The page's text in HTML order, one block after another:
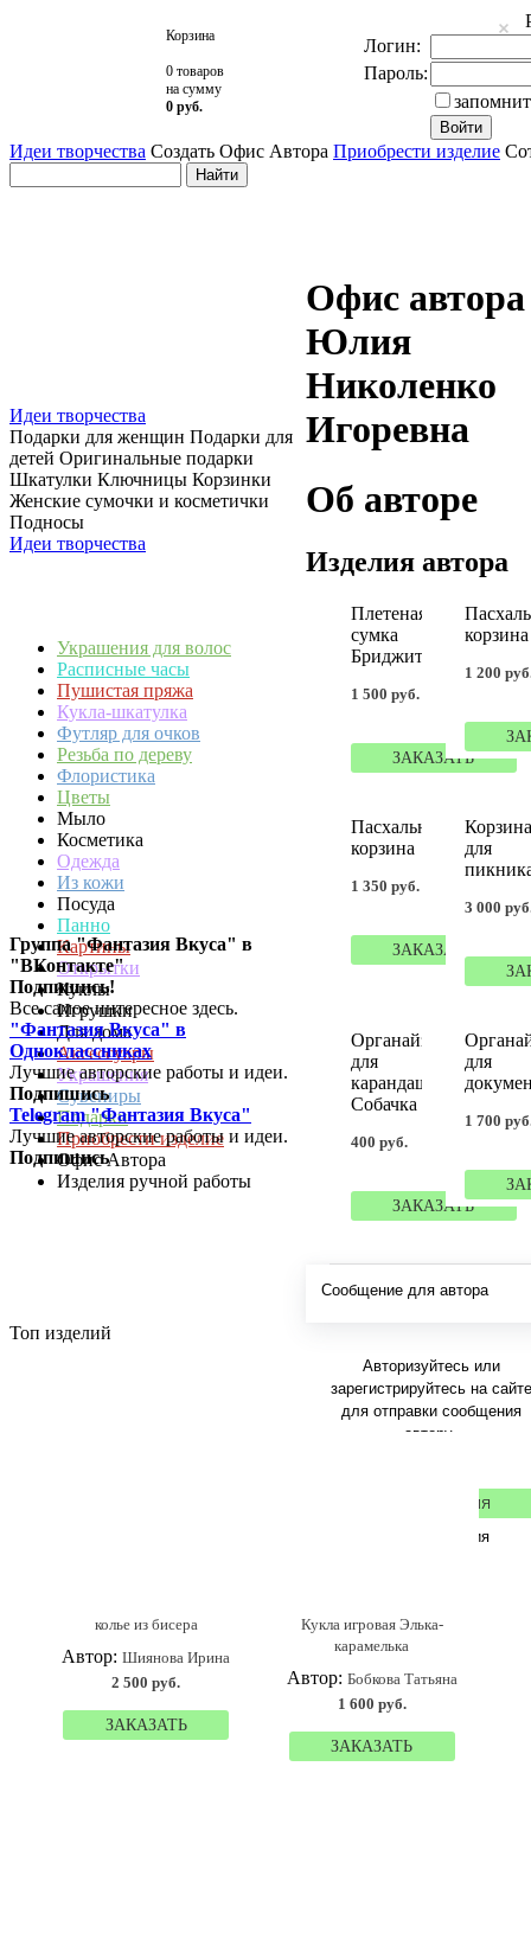
Корзина
0 товаров
на сумму
0 руб.
Логин:
Пароль:
Идеи творчества Создать Офис Автора Приобрести изделие
Идеи творчества
Подарки для женщин Подарки для
детей Оригинальные подарки
Шкатулки Ключницы Корзинки
Женские сумочки и косметички
Подносы
Идеи творчества
Украшения для волос
Расписные часы
Пушистая пряжа
Кукла-шкатулка
Футляр для очков
Резьба по дереву
Флористика
Цветы
Мыло
Косметика
Одежда
Из кожи
Посуда
Панно
Картины
Открытки
Куклы
Игрушки
Для дома
Аксессуары
Украшения
Сувениры
Подарки
Приобрести изделие
Офис Автора
Изделия ручной работы
Группа "Фантазия Вкуса" в
"ВКонтакте"
Подпишись!
Все самое интересное здесь.
"Фантазия Вкуса" в
Одноклассниках
Лучшие авторские работы и идеи.
Подпишись
Telegram "Фантазия Вкуса"
Лучшие авторские работы и идеи.
Подпишись
Офис автора
Юлия
Николенко
Игоревна
Об авторе
Изделия автора
Плетеная
сумка
Бриджит
1 500 руб.
ЗАКАЗАТЬ
корзина
1 200
Пасхальная
корзина
1 350 руб.
ЗАКАЗАТЬ
Корзина
для
3 000
Органайзер
для
карандашей
Собачка
400 руб.
ЗАКАЗАТЬ
для
1 700
Сообщение для автора
Авторизуйтесь или
зарегистрируйтесь на сайте
для отправки сообщения
автору.
РЕГИСТРАЦИЯ
Авторизация
Топ изделий
колье из бисера
Автор:Шиянова Ирина
2 500 руб.
ЗАКАЗАТЬ
Кукла игровая Элька-
карамелька
Автор: Бобкова Татьяна
1 600 руб.
ЗАКАЗАТЬ